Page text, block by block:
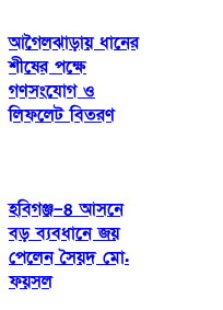
আগৈলঝাড়ায় ধানের
শীষের পক্ষে
গণসংযোগ ও
লিফলেট বিতরণ
হবিগঞ্জ–৪ আসনে
বড় ব্যবধানে জয়
পেলেন সৈয়দ মো.
ফয়সল